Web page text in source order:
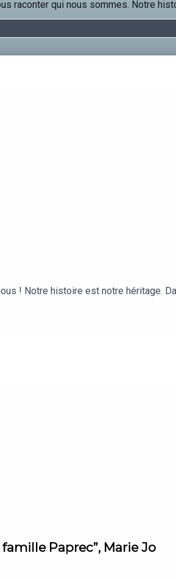
raconter qui nous sommes. Notre
! Notre histoire est notre héritage.
famille Paprec”, Marie Jo